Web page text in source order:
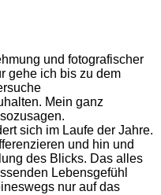
und fotografischer
gehe ich bis zu dem
Mein ganz
sich im Laufe der Jahre.
und hin und
des Blicks. Das alles
Lebensgefühl
nur auf das